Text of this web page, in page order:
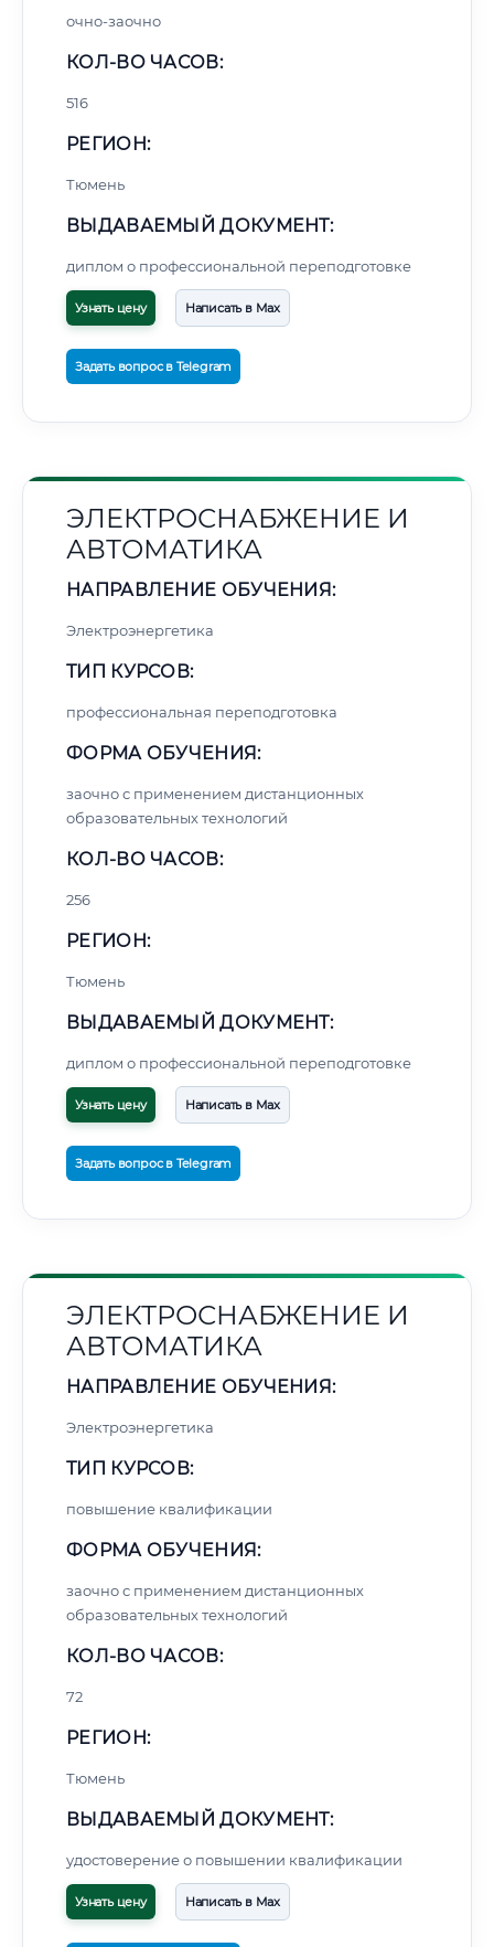
очно-заочно
КОЛ-ВО ЧАСОВ:
516
РЕГИОН:
Тюмень
ВЫДАВАЕМЫЙ ДОКУМЕНТ:
диплом о профессиональной переподготовке
Узнать цену Написать в Max
Задать вопрос в Telegram
ЭЛЕКТРОСНАБЖЕНИЕ И
АВТОМАТИКА
НАПРАВЛЕНИЕ ОБУЧЕНИЯ:
Электроэнергетика
ТИП КУРСОВ:
профессиональная переподготовка
ФОРМА ОБУЧЕНИЯ:
заочно с применением дистанционных
образовательных технологий
КОЛ-ВО ЧАСОВ:
256
РЕГИОН:
Тюмень
ВЫДАВАЕМЫЙ ДОКУМЕНТ:
диплом о профессиональной переподготовке
Узнать цену Написать в Max
Задать вопрос в Telegram
ЭЛЕКТРОСНАБЖЕНИЕ И
АВТОМАТИКА
НАПРАВЛЕНИЕ ОБУЧЕНИЯ:
Электроэнергетика
ТИП КУРСОВ:
повышение квалификации
ФОРМА ОБУЧЕНИЯ:
заочно с применением дистанционных
образовательных технологий
КОЛ-ВО ЧАСОВ:
72
РЕГИОН:
Тюмень
ВЫДАВАЕМЫЙ ДОКУМЕНТ:
удостоверение о повышении квалификации
Узнать цену Написать в Max